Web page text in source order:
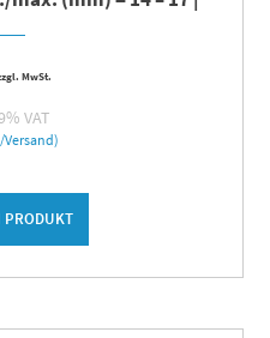
MwSt.
VAT
PRODUKT